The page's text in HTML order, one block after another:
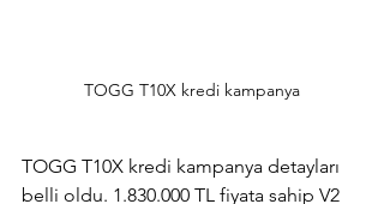
TOGG T10X kredi kampanya
TOGG T10X kredi kampanya detayları
belli oldu. 1.830.000 TL fiyata sahip V2